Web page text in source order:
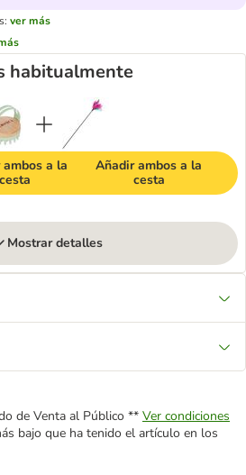
ver más
habitualmente
a la
cesta
Añadir ambos a la
cesta
Mostrar detalles
de Venta al Público ** Ver condiciones
bajo que ha tenido el artículo en los